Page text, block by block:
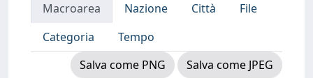
Macroarea Nazione Città
File
Categoria
Tempo
Salva come PNG
Salva come JPEG